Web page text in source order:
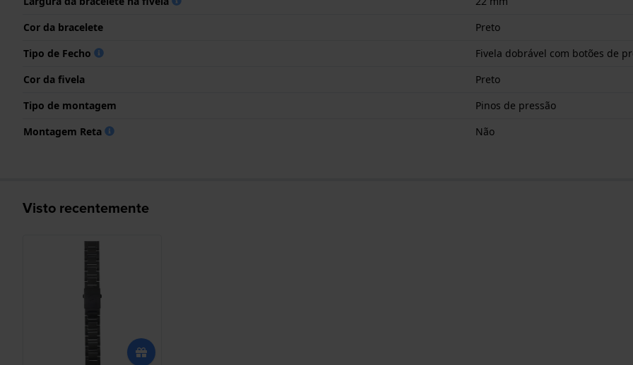
Cor da bracelete
Preto
Tipo de Fecho
Fivela dobrável com botões de
Cor da fivela
Preto
Tipo de montagem
Pinos de pressão
Montagem Reta
Não
Visto recentemente